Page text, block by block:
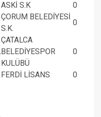
ASKİ S.K
0
ÇORUM BELEDİYESİ
S.K.
0
ÇATALCA
BELEDİYESPOR
KULÜBÜ
0
FERDİ LİSANS 0